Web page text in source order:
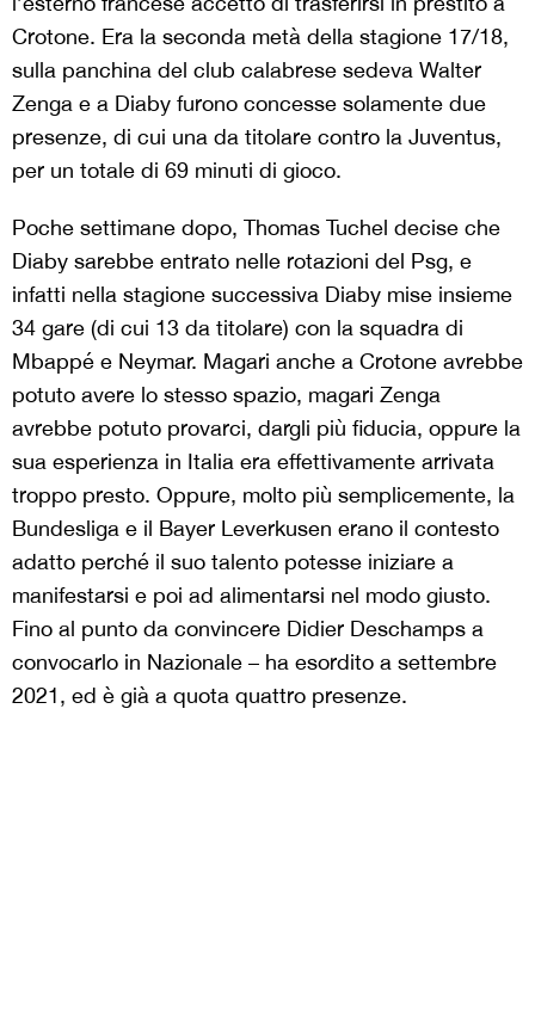
Crotone. Era la seconda metà della stagione 17/18,
sulla panchina del club calabrese sedeva Walter
Zenga e a Diaby furono concesse solamente due
presenze, di cui una da titolare contro la Juventus,
per un totale di 69 minuti di gioco.
Poche settimane dopo, Thomas Tuchel decise che
Diaby sarebbe entrato nelle rotazioni del Psg, e
infatti nella stagione successiva Diaby mise insieme
34 gare (di cui 13 da titolare) con la squadra di
Mbappé e Neymar. Magari anche a Crotone avrebbe
potuto avere lo stesso spazio, magari Zenga
avrebbe potuto provarci, dargli più fiducia, oppure la
sua esperienza in Italia era effettivamente arrivata
troppo presto. Oppure, molto più semplicemente, la
Bundesliga e il Bayer Leverkusen erano il contesto
adatto perché il suo talento potesse iniziare a
manifestarsi e poi ad alimentarsi nel modo giusto.
Fino al punto da convincere Didier Deschamps a
convocarlo in Nazionale – ha esordito a settembre
2021, ed è già a quota quattro presenze.